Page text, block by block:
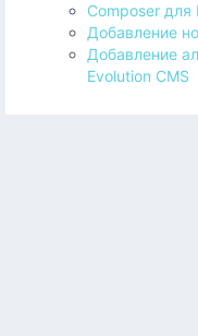
Composer для
Добавление
Добавление
Evolution CMS